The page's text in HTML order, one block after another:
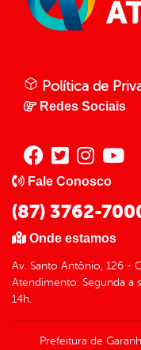
Política de
Redes Sociais
Fale Conosco
(87) 3762-
Onde estamos
Av. Santo Antônio, 126 -
Atendimento: Segunda a
14h.
Prefeitura de